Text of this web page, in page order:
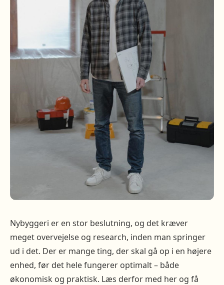
Nybyggeri er en stor beslutning, og det kræver
meget overvejelse og research, inden man springer
ud i det. Der er mange ting, der skal gå op i en højere
enhed, før det hele fungerer optimalt – både
økonomisk og praktisk. Læs derfor med her og få